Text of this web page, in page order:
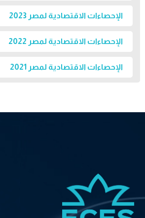
الإحصاءات الاقتصادية لمصر 2023
الإحصاءات الاقتصادية لمصر 2022
الإحصاءات الاقتصادية لمصر 2021